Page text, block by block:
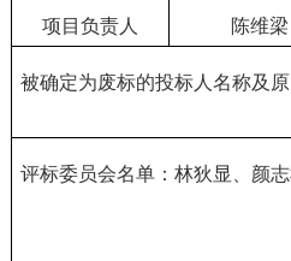
项目负责人 陈维梁
被确定为废标的投标人名称及
评标委员会名单：林狄显、颜